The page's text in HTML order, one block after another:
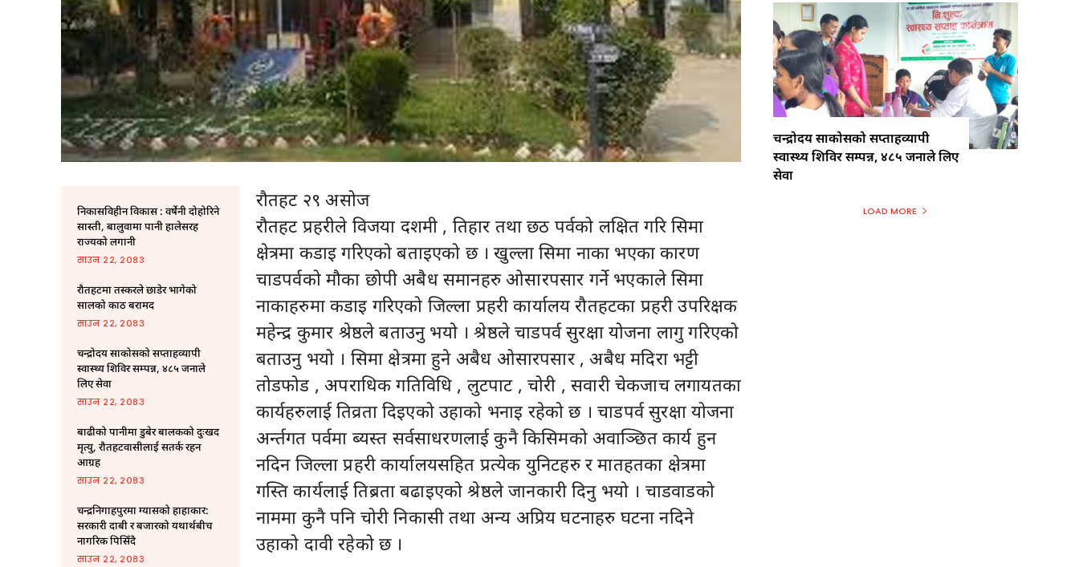
निकासविहीन विकास : वर्षेनी दोहोरिने
सास्ती, बालुवामा पानी हालेसरह
राज्यको लगानी
साउन २२, २०८३
रौतहटमा तस्करले छाडेर भागेको
सालको काठ बरामद
साउन २२, २०८३
चन्द्रोदय साकोसको सप्ताहव्यापी
स्वास्थ्य शिविर सम्पन्न, ४८५ जनाले
लिए सेवा
साउन २२, २०८३
बाढीको पानीमा डुबेर बालकको दुःखद
मृत्यु, रौतहटवासीलाई सतर्क रहन
आग्रह
साउन २२, २०८३
चन्द्रनिगाहपुरमा ग्यासको हाहाकार:
सरकारी दाबी र बजारको यथार्थबीच
नागरिक पिसिँदै
साउन २२, २०८३
रौतहट २९ असोज
रौतहट प्रहरीले विजया दशमी , तिहार तथा छठ पर्वको लक्षित गरि सिमा
क्षेत्रमा कडाइ गरिएको बताइएको छ । खुल्ला सिमा नाका भएका कारण
चाडपर्वको मौका छोपी अबैध समानहरु ओसारपसार गर्ने भएकाले सिमा
नाकाहरुमा कडाइ गरिएको जिल्ला प्रहरी कार्यालय रौतहटका प्रहरी उपरिक्षक
महेन्द्र कुमार श्रेष्ठले बताउनु भयो । श्रेष्ठले चाडपर्व सुरक्षा योजना लागु गरिएको
बताउनु भयो । सिमा क्षेत्रमा हुने अबैध ओसारपसार , अबैध मदिरा भट्टी
तोडफोड , अपराधिक गतिविधि , लुटपाट , चोरी , सवारी चेकजाच लगायतका
कार्यहरुलाई तिव्रता दिइएको उहाको भनाइ रहेको छ । चाडपर्व सुरक्षा योजना
अर्न्तगत पर्वमा ब्यस्त सर्वसाधरणलाई कुनै किसिमको अवाञ्छित कार्य हुन
नदिन जिल्ला प्रहरी कार्यालयसहित प्रत्येक युनिटहरु र मातहतका क्षेत्रमा
गस्ति कार्यलाई तिब्रता बढाइएको श्रेष्ठले जानकारी दिनु भयो । चाडवाडको
नाममा कुनै पनि चोरी निकासी तथा अन्य अप्रिय घटनाहरु घटना नदिने
उहाको दावी रहेको छ ।
चन्द्रोदय साकोसको सप्ताहव्यापी
स्वास्थ्य शिविर सम्पन्न, ४८५ जनाले लिए
सेवा
LOAD MORE